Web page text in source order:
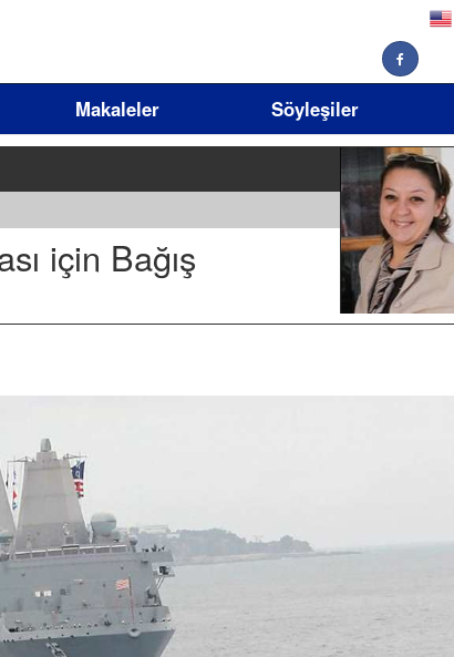
Makaleler Söyleşiler
için Bağış